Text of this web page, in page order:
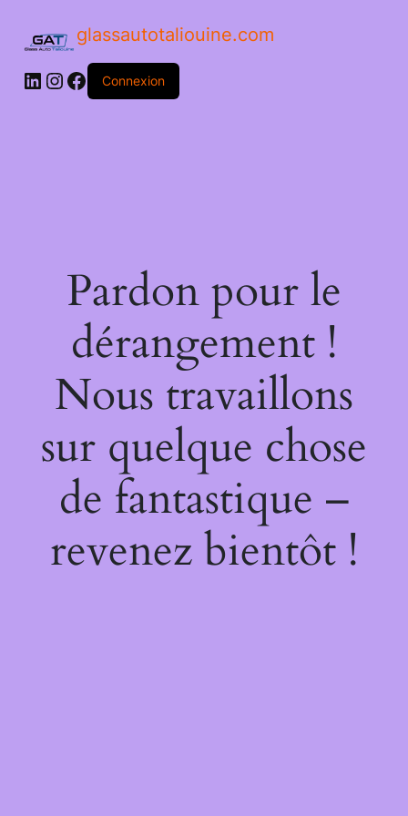
glassautotaliouine.com
Connexion
Pardon pour le
dérangement !
Nous travaillons
sur quelque chose
de fantastique –
revenez bientôt !